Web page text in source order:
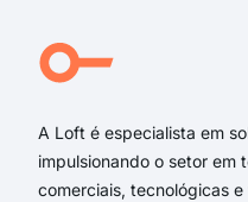
Rua Mendes Mourão
Rua Centralina
A Loft é especialista em
impulsionando o setor em
comerciais, tecnológicas